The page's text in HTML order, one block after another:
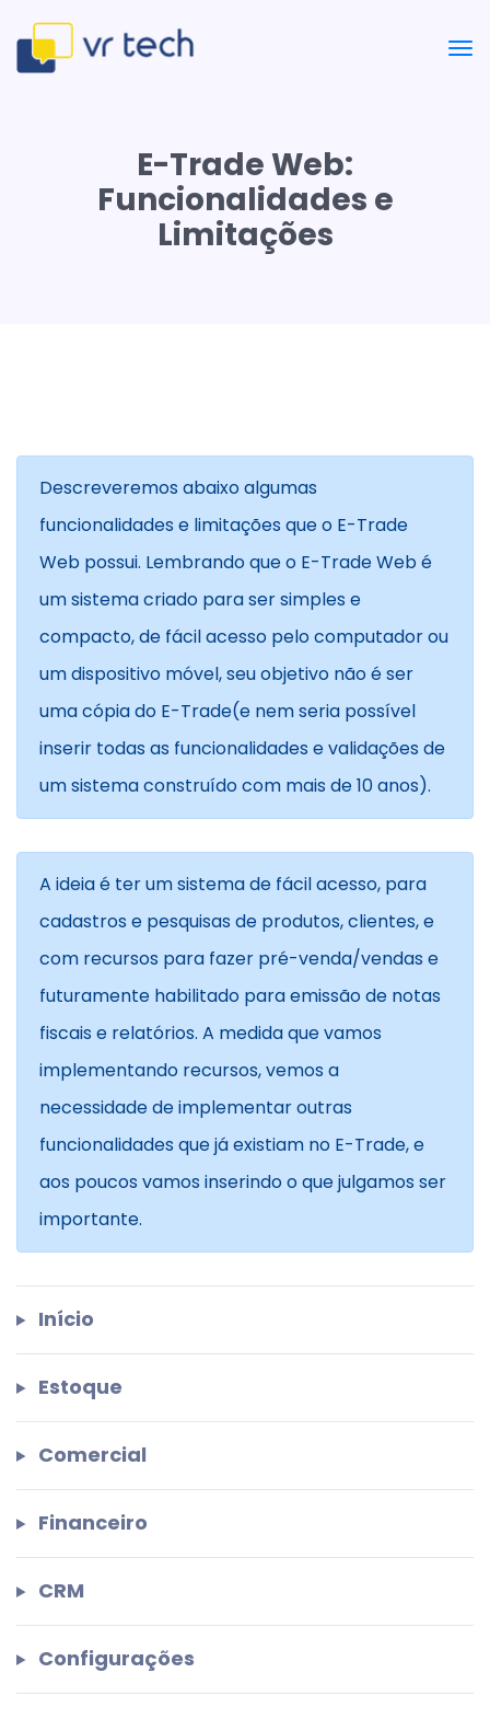
E-Trade Web:
Funcionalidades e
Limitações
Descreveremos abaixo algumas
funcionalidades e limitações que o E-Trade
Web possui. Lembrando que o E-Trade Web é
um sistema criado para ser simples e
compacto, de fácil acesso pelo computador ou
um dispositivo móvel, seu objetivo não é ser
uma cópia do E-Trade(e nem seria possível
inserir todas as funcionalidades e validações de
um sistema construído com mais de 10 anos).
A ideia é ter um sistema de fácil acesso, para
cadastros e pesquisas de produtos, clientes, e
com recursos para fazer pré-venda/vendas e
futuramente habilitado para emissão de notas
fiscais e relatórios. A medida que vamos
implementando recursos, vemos a
necessidade de implementar outras
funcionalidades que já existiam no E-Trade, e
aos poucos vamos inserindo o que julgamos ser
importante.
Início
Estoque
Comercial
Financeiro
CRM
Configurações